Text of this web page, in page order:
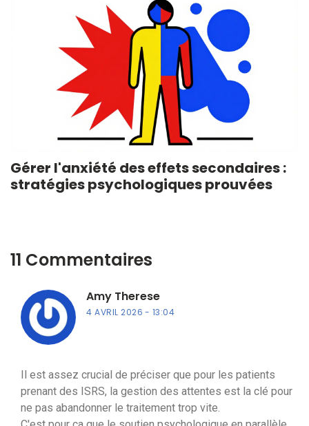
Gérer l'anxiété des effets secondaires :
stratégies psychologiques prouvées
11 Commentaires
Amy Therese
4 AVRIL 2026 13:04
Il est assez crucial de préciser que pour les patients
prenant des ISRS, la gestion des attentes est la clé pour
ne pas abandonner le traitement trop vite.